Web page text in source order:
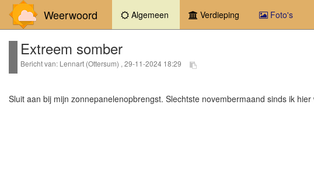
Weerwoord Algemeen (current)Verdieping Foto's
Extreem somber
Bericht van: Lennart (Ottersum) , 29-11-2024 18:29
Sluit aan bij mijn zonnepanelenopbrengst. Slechtste novembermaand sinds ik